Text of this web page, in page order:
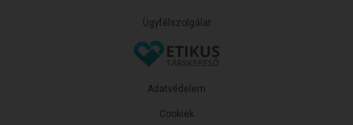
Ügyfélszolgálat
Adatvédelem
Cookiek